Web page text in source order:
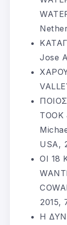
Jose
TOOK
USA,
ΟΙ 18
2015,
Η